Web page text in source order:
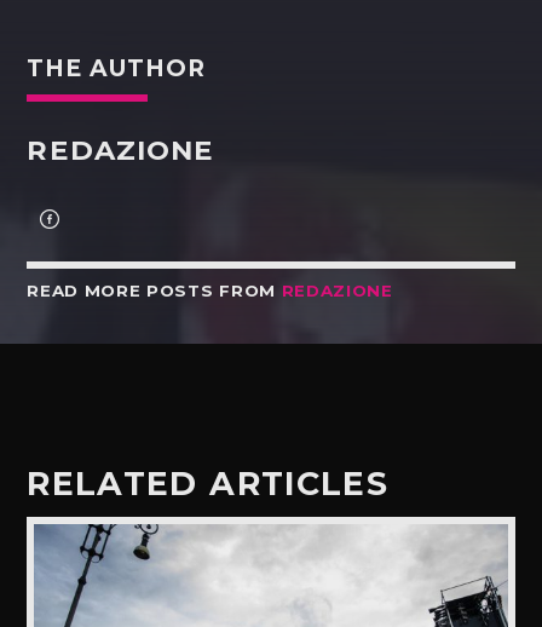
THE AUTHOR
REDAZIONE
READ MORE POSTS FROM REDAZIONE
RELATED ARTICLES